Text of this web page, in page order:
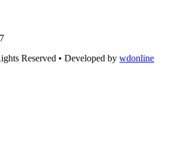
Reserved • Developed bywdonline